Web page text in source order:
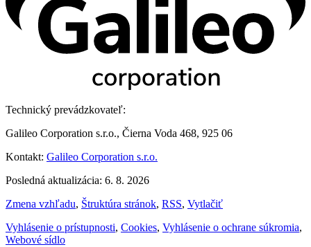
Technický prevádzkovateľ:
Galileo Corporation s.r.o., Čierna Voda 468, 925 06
Kontakt: Galileo Corporation s.r.o.
Posledná aktualizácia: 6. 8. 2026
Zmena vzhľadu, Štruktúra stránok, RSS, Vytlačiť
Vyhlásenie o prístupnosti, Cookies, Vyhlásenie o ochrane súkromia,
Webové sídlo